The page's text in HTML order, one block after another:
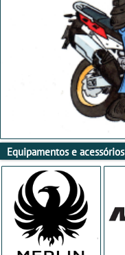
Equipamentos e acessórios